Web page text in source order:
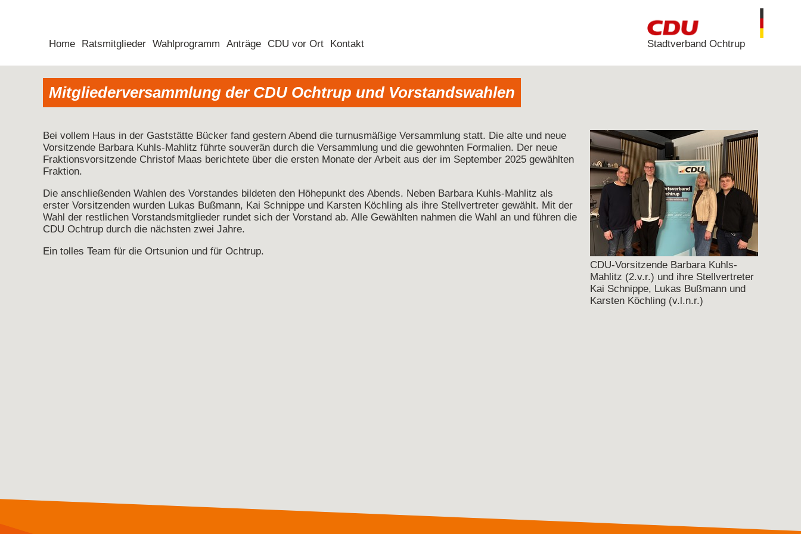
Home Ratsmitglieder Wahlprogramm Anträge CDU vor Ort Kontakt Stadtverband Ochtrup
Mitgliederversammlung der CDU Ochtrup und Vorstandswahlen
CDU-Vorsitzende Barbara Kuhls-
Mahlitz (2.v.r.) und ihre Stellvertreter
Kai Schnippe, Lukas Bußmann und
Karsten Köchling (v.l.n.r.)
Bei vollem Haus in der Gaststätte Bücker fand gestern Abend die turnusmäßige Versammlung statt. Die alte und neue
Vorsitzende Barbara Kuhls-Mahlitz führte souverän durch die Versammlung und die gewohnten Formalien. Der neue
Fraktionsvorsitzende Christof Maas berichtete über die ersten Monate der Arbeit aus der im September 2025 gewählten
Fraktion.
Die anschließenden Wahlen des Vorstandes bildeten den Höhepunkt des Abends. Neben Barbara Kuhls-Mahlitz als
erster Vorsitzenden wurden Lukas Bußmann, Kai Schnippe und Karsten Köchling als ihre Stellvertreter gewählt. Mit der
Wahl der restlichen Vorstandsmitglieder rundet sich der Vorstand ab. Alle Gewählten nahmen die Wahl an und führen die
CDU Ochtrup durch die nächsten zwei Jahre.
Ein tolles Team für die Ortsunion und für Ochtrup.